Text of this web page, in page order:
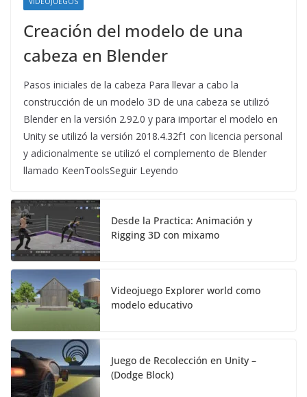
Creación del modelo de una
cabeza en Blender
Pasos iniciales de la cabeza Para llevar a cabo la
construcción de un modelo 3D de una cabeza se utilizó
Blender en la versión 2.92.0 y para importar el modelo en
Unity se utilizó la versión 2018.4.32f1 con licencia personal
y adicionalmente se utilizó el complemento de Blender
llamado KeenToolsSeguir Leyendo
Desde la Practica: Animación y
Rigging 3D con mixamo
Videojuego Explorer world como
modelo educativo
Juego de Recolección en Unity –
(Dodge Block)